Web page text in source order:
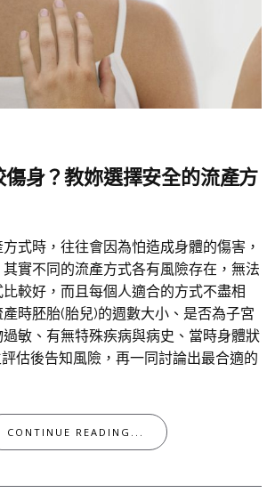
身？教妳選擇安全的流產方
式時，往往會因為怕造成身體的傷害，
實不同的流產方式各有風險存在，無法
較好，而且每個人適合的方式不盡相
時胚胎(胎兒)的週數大小、是否為子宮
敏、有無特殊疾病與病史、當時身體狀
估後告知風險，再一同討論出最合適的
CONTINUE READING...